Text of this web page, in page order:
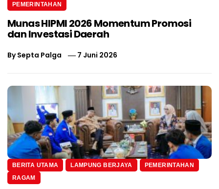
PEMERINTAHAN
Munas HIPMI 2026 Momentum Promosi
dan Investasi Daerah
BySepta Palga 7 Juni 2026
BERITA UTAMA LAMPUNG BERJAYA
PEMERINTAHAN
RAGAM